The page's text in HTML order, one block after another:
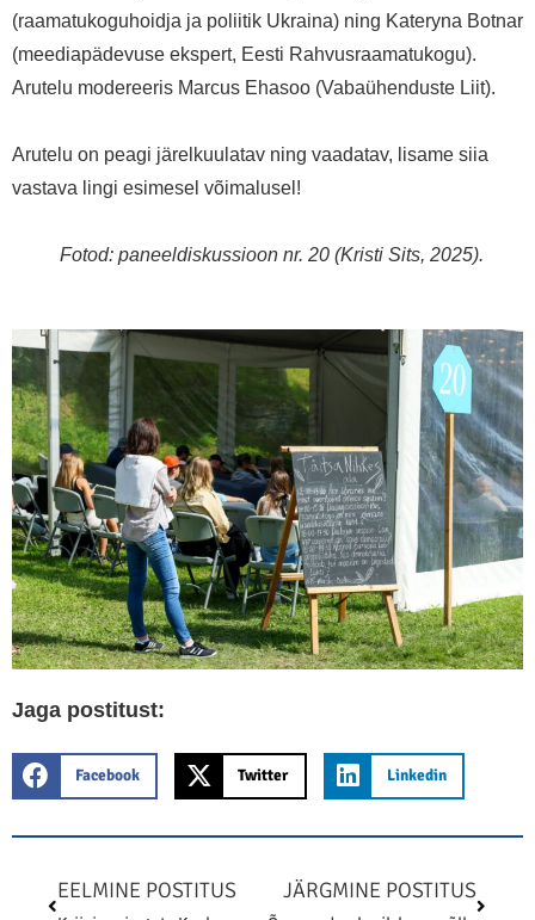
(raamatukoguhoidja ja poliitik Ukraina) ning Kateryna Botnar
(meediapädevuse ekspert, Eesti Rahvusraamatukogu).
Arutelu modereeris Marcus Ehasoo (Vabaühenduste Liit).
Arutelu on peagi järelkuulatav ning vaadatav, lisame siia
vastava lingi esimesel võimalusel!
Fotod: paneeldiskussioon nr. 20 (Kristi Sits, 2025).
Jaga postitust:
Facebook Twitter Linkedin
EELMINE POSTITUS JÄRGMINE POSTITUS